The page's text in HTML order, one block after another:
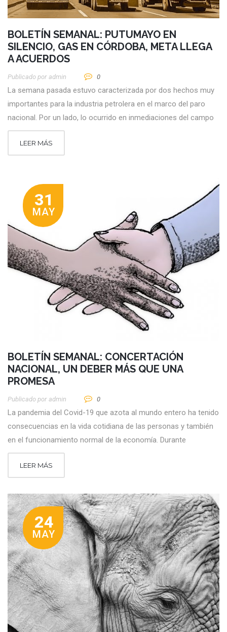
BOLETÍN SEMANAL: PUTUMAYO EN
SILENCIO, GAS EN CÓRDOBA, META LLEGA
A ACUERDOS
Publicado por Admin 0
La semana pasada estuvo caracterizada por dos hechos muy
importantes para la industria petrolera en el marco del paro
nacional. Por un lado, lo ocurrido en inmediaciones del campo
LEER MÁS
31
MAY
BOLETÍN SEMANAL: CONCERTACIÓN
NACIONAL, UN DEBER MÁS QUE UNA
PROMESA
Publicado por Admin 0
La pandemia del Covid-19 que azota al mundo entero ha tenido
consecuencias en la vida cotidiana de las personas y también
en el funcionamiento normal de la economía. Durante
LEER MÁS
24
MAY